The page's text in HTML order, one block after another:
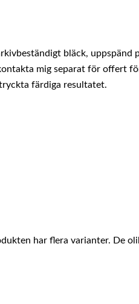
bläck,
mig separat för offert
färdiga resultatet.
har flera varianter. De